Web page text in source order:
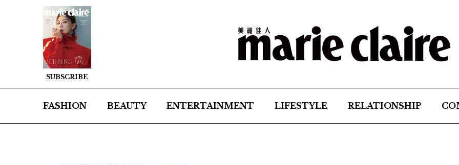
SUBSCRIBE
FASHION BEAUTY ENTERTAINMENT LIFESTYLE RELATIONSHIP